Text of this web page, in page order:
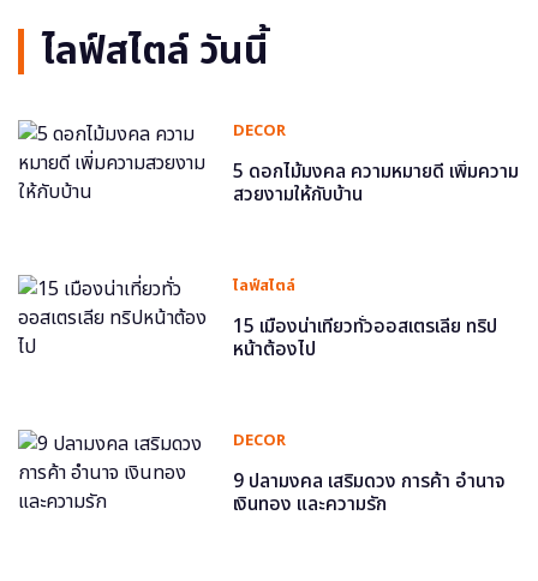
ไลฟ์สไตล์ วันนี้
DECOR
5 ดอกไม้มงคล ความหมายดี เพิ่มความ
สวยงามให้กับบ้าน
ไลฟ์สไตล์
15 เมืองน่าเที่ยวทั่วออสเตรเลีย ทริป
หน้าต้องไป
DECOR
9 ปลามงคล เสริมดวง การค้า อำนาจ
เงินทอง และความรัก